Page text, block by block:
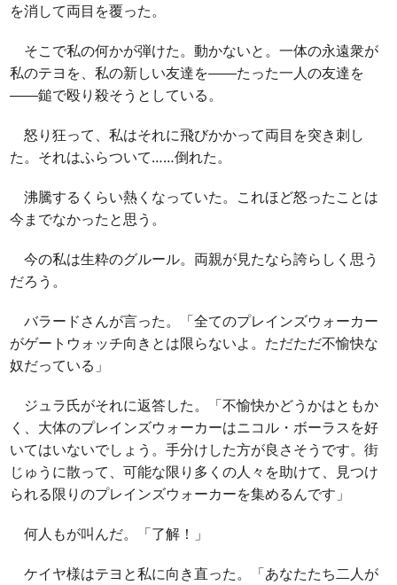
を消して両目を覆った。
そこで私の何かが弾けた。動かないと。一体の永遠衆が
私のテヨを、私の新しい友達を――たった一人の友達を
――鎚で殴り殺そうとしている。
怒り狂って、私はそれに飛びかかって両目を突き刺し
た。それはふらついて……倒れた。
沸騰するくらい熱くなっていた。これほど怒ったことは
今までなかったと思う。
今の私は生粋のグルール。両親が見たなら誇らしく思う
だろう。
バラードさんが言った。「全てのプレインズウォーカー
がゲートウォッチ向きとは限らないよ。ただただ不愉快な
奴だっている」
ジュラ氏がそれに返答した。「不愉快かどうかはともか
く、大体のプレインズウォーカーはニコル・ボーラスを好
いてはいないでしょう。手分けした方が良さそうです。街
じゅうに散って、可能な限り多くの人々を助けて、見つけ
られる限りのプレインズウォーカーを集めるんです」
何人もが叫んだ。「了解！」
ケイヤ様はテヨと私に向き直った。「あなたたち二人が